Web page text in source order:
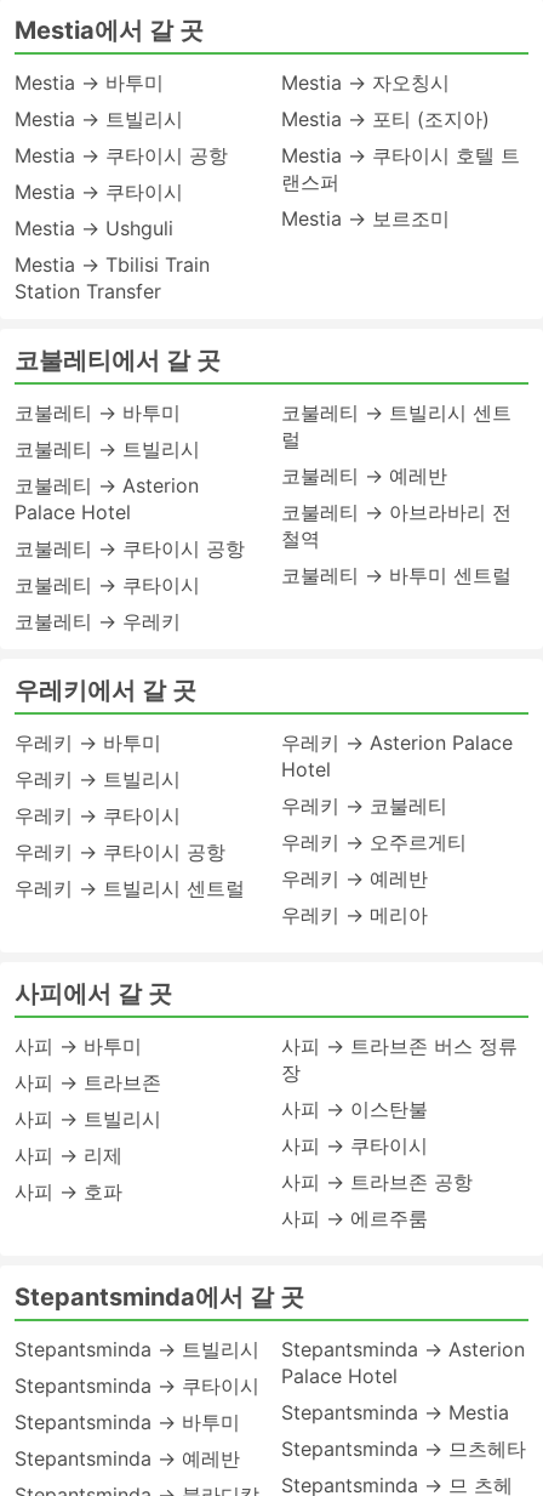
Mestia에서 갈 곳
Mestia → 바투미
Mestia → 트빌리시
Mestia → 쿠타이시 공항
Mestia → 쿠타이시
Mestia → Ushguli
Mestia → Tbilisi Train
Station Transfer
Mestia → 자오칭시
Mestia → 포티 (조지아)
Mestia → 쿠타이시 호텔 트
랜스퍼
Mestia → 보르조미
코불레티에서 갈 곳
코불레티 → 바투미
코불레티 → 트빌리시
코불레티 → Asterion
Palace Hotel
코불레티 → 쿠타이시 공항
코불레티 → 쿠타이시
코불레티 → 우레키
코불레티 → 트빌리시 센트
럴
코불레티 → 예레반
코불레티 → 아브라바리 전
철역
코불레티 → 바투미 센트럴
우레키에서 갈 곳
우레키 → 바투미
우레키 → 트빌리시
우레키 → 쿠타이시
우레키 → 쿠타이시 공항
우레키 → 트빌리시 센트럴
우레키 → Asterion Palace
Hotel
우레키 → 코불레티
우레키 → 오주르게티
우레키 → 예레반
우레키 → 메리아
사피에서 갈 곳
사피 → 바투미
사피 → 트라브존
사피 → 트빌리시
사피 → 리제
사피 → 호파
사피 → 트라브존 버스 정류
장
사피 → 이스탄불
사피 → 쿠타이시
사피 → 트라브존 공항
사피 → 에르주룸
Stepantsminda에서 갈 곳
Stepantsminda → 트빌리시
Stepantsminda → 쿠타이시
Stepantsminda → 바투미
Stepantsminda → 예레반
Stepantsminda → Asterion
Palace Hotel
Stepantsminda → Mestia
Stepantsminda → 므츠헤타
Stepantsminda → 므 츠헤